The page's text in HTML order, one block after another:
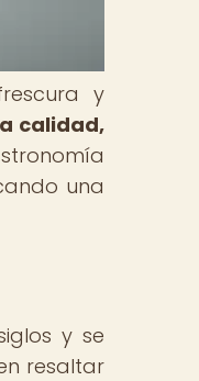
y
calidad,
una
y se
resaltar